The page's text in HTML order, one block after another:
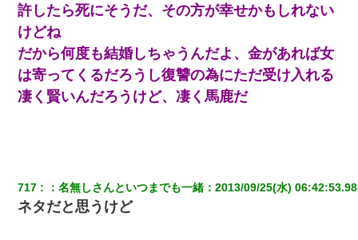
許したら死にそうだ、その方が幸せかもしれない
けどね
だから何度も結婚しちゃうんだよ、金があれば女
は寄ってくるだろうし復讐の為にただ受け入れる
凄く賢いんだろうけど、凄く馬鹿だ
717 ：名無しさんといつまでも一緒 ：2013/09/25(水)
ネタだと思うけど